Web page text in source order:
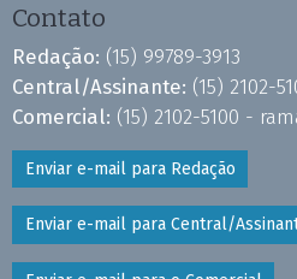
Contato
Redação: (15) 99789-3913
Central/Assinante: (15) 2102-
Comercial: (15) 2102-5100 -
Enviar e-mail para Redação
Enviar e-mail para Central/